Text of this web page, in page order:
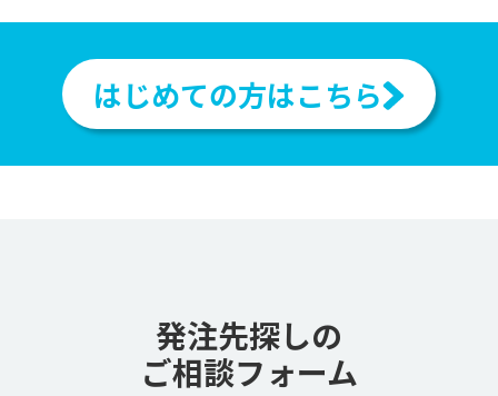
はじめての方はこちら
発注先探しの
ご相談フォーム